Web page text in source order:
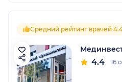
Средний рейтинг врачей
4.4 16